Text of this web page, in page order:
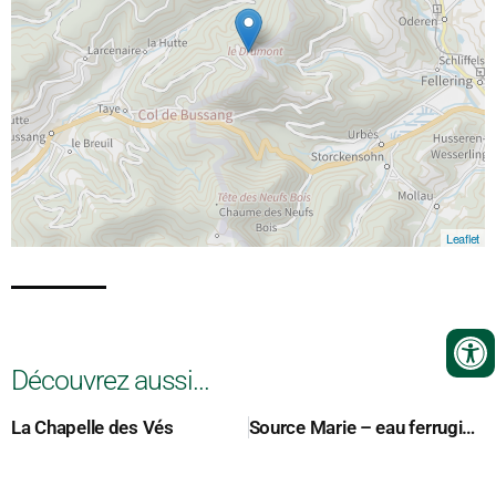
Leaflet
Découvrez aussi...
La Chapelle des Vés Source Marie – eau ferrugineuse